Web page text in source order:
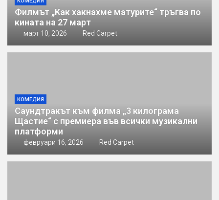
Филмът „Как хакнахме матурите“ тръгва по
кината на 27 март
март 10, 2026 Red Carpet
КОМЕДИЯ
Саундтракът към филма „3 килограма
Щастие“ с премиера във всички музикални
платформи
февруари 16, 2026 Red Carpet